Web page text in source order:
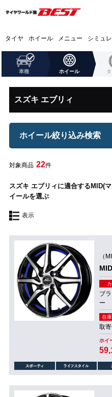
タイヤ ホイール メニュー シミュ
車種 ホイール
スズキ エブリィ
ホイール絞り込み検索
対象商品 22件
スズキ エブリィに適合するMID(
イールを選ぶ
表示
（
ブ
ー
在
取
ホイ